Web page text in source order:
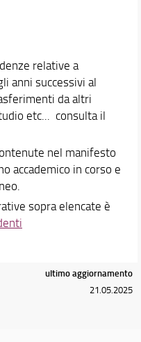
relative a
anni successivi al
da altri
etc... consulta il
nel manifesto
accademico in corso e
sopra elencate è
ultimo aggiornamento
21.05.2025